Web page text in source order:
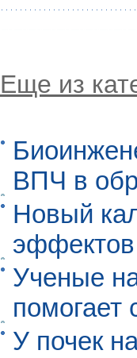
Еще из
ВПЧ в
Новый
эффектов
Ученые
помогает
У почек